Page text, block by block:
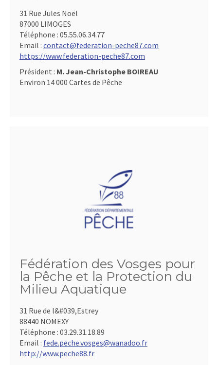
31 Rue Jules Noël
87000 LIMOGES
Téléphone : 05.55.06.34.77
Email : contact@federation-peche87.com
https://www.federation-peche87.com
Président : M. Jean-Christophe BOIREAU
Environ 14 000 Cartes de Pêche
Fédération des Vosges pour
la Pêche et la Protection du
Milieu Aquatique
31 Rue de l&#039,Estrey
88440 NOMEXY
Téléphone : 03.29.31.18.89
Email : fede.peche.vosges@wanadoo.fr
http://www.peche88.fr